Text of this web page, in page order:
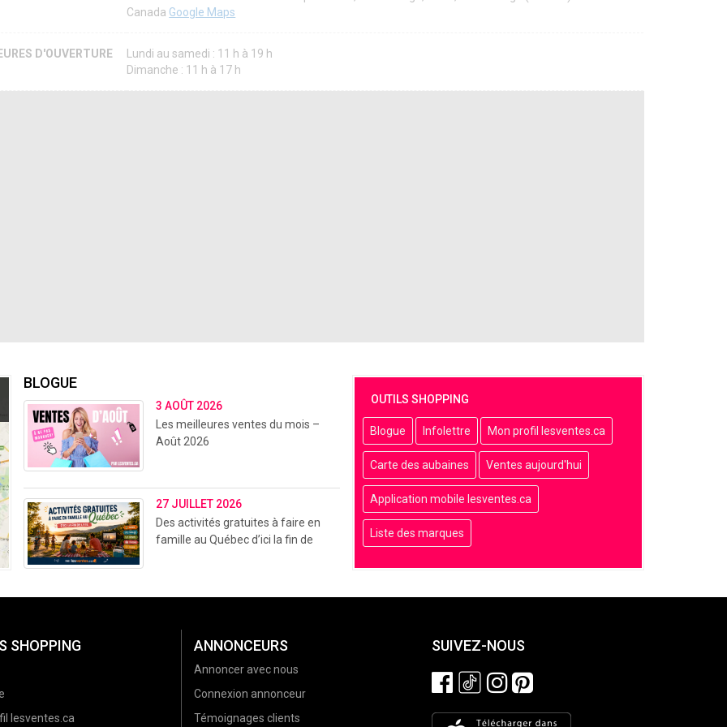
Canada Google Maps
D'OUVERTURE
Lundi au samedi : 11 h à 19 h
Dimanche : 11 h à 17 h
OUTILS SHOPPING
Blogue Infolettre Mon profil lesventes.ca
Carte des aubaines Ventes aujourd'hui
Application mobile lesventes.ca
Liste des marques
BLOGUE
3 AOÛT 2026
Les meilleures ventes du mois –
Août 2026
27 JUILLET 2026
Des activités gratuites à faire en
famille au Québec d’ici la fin de
SHOPPING
lesventes.ca
ANNONCEURS
Annoncer avec nous
Connexion annonceur
Témoignages clients
SUIVEZ-NOUS